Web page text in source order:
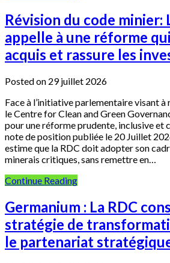
Révision du code minier:
appelle à une réforme
acquis et rassure les
Posted on 29 juillet 2026
Face à l’initiative parlementaire visant à
le Centre for Clean and Green
pour une réforme prudente, inclusive et
note de position publiée le 20 Juillet
estime que la RDC doit adopter son
minerais critiques, sans remettre en…
Continue Reading
Germanium : La RDC
stratégie de
le partenariat